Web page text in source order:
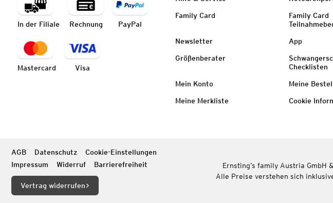
In der Filiale Rechnung PayPal
Mastercard Visa
Family Card
Family Card
Newsletter App
Größenberater
Checklisten
Mein Konto Meine
Meine Merkliste Cookie
AGB Datenschutz
Cookie-Einstellungen
Impressum
Widerruf Barrierefreiheit
Vertrag widerrufen
Ernsting’s family Austria GmbH
Alle Preise verstehen sich